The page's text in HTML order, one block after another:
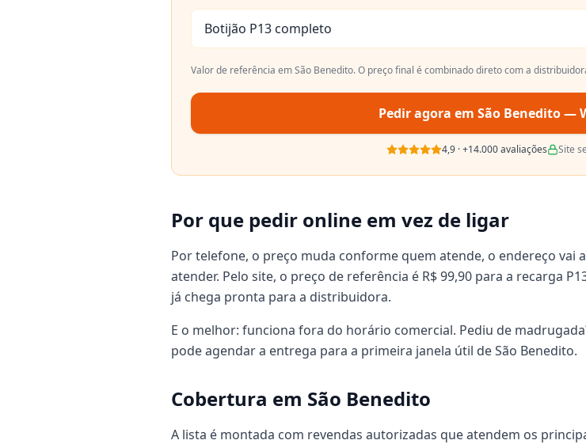
Botijão P13 completo
Valor de referência emSão Benedito. O preço final é combinado direto com a
Pedir agora em São Benedito—
4,9 ·+14.000avaliações Site
Por que pedir online em vez de ligar
Por telefone, o preço muda conforme quem atende, o endereço vai
atender. Pelo site, o preço de referência é R$ 99,90 para a recarga
já chega pronta para a distribuidora.
E o melhor: funciona fora do horário comercial. Pediu de
pode agendar a entrega para a primeira janela útil de São Benedito.
Cobertura em São Benedito
A lista é montada com revendas autorizadas que atendem os